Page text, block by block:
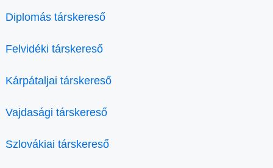
Diplomás társkereső
Felvidéki társkereső
Kárpátaljai társkereső
Vajdasági társkereső
Szlovákiai társkereső